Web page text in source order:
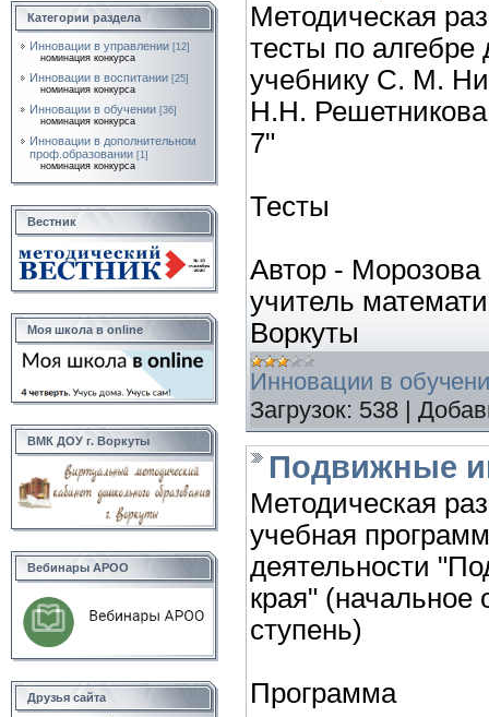
Категории раздела
Инновации в управлении [12]
номинация конкурса
Инновации в воспитании [25]
номинация конкурса
Инновации в обучении [36]
номинация конкурса
Инновации в дополнительном
проф.образовании [1]
номинация конкурса
Вестник
Моя школа в online
ВМК ДОУ г. Воркуты
Вебинары АРОО
Друзья сайта
Методическая
тесты по алгебре
учебнику С. М.
Н.Н.
7"
Тесты
Автор -
учитель
Воркуты
Инновации в
Загрузок: 538
Подвижные
Методическая
учебная
деятельности
края"
ступень)
Программа